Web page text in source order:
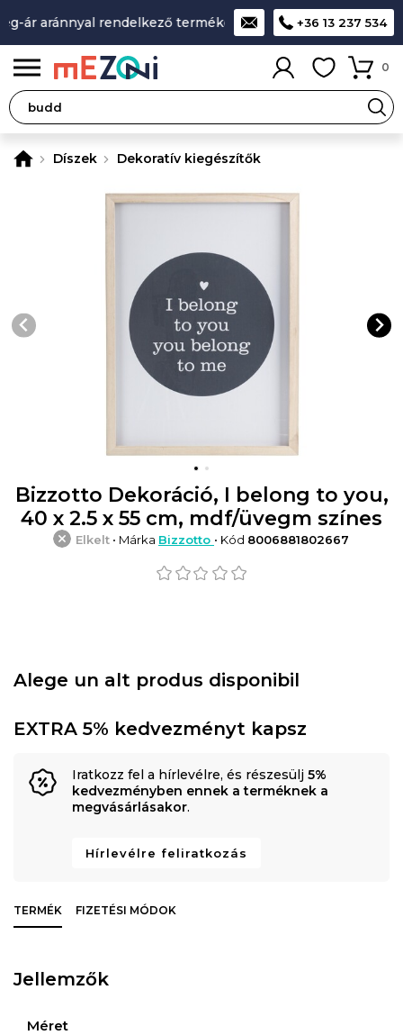
ár aránnyal rendelkező termékek A legjobb design-
+36 13 237 534
0
Díszek Dekoratív kiegészítők
Bizzotto Dekoráció, I belong to you,
40 x 2.5 x 55 cm, mdf/üvegm színes
Elkelt • Márka Bizzotto • Kód 8006881802667
Alege un alt produs disponibil
EXTRA 5% kedvezményt kapsz
Iratkozz fel a hírlevélre, és részesülj 5%
kedvezményben ennek a terméknek a
megvásárlásakor.
Hírlevélre feliratkozás
TERMÉK FIZETÉSI MÓDOK
Jellemzők
Méret